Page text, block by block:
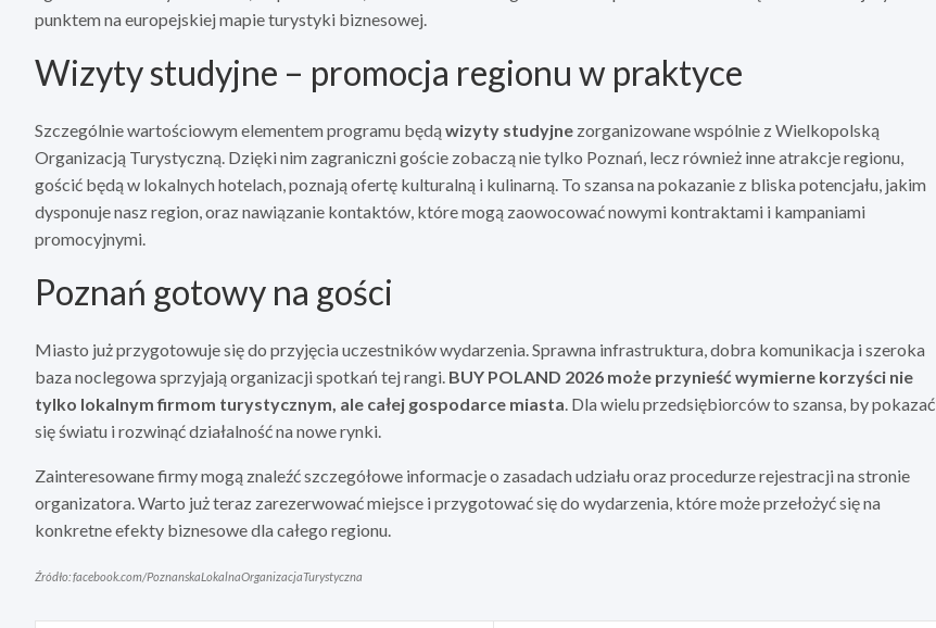
punktem na europejskiej mapie turystyki biznesowej.
Wizyty studyjne – promocja regionu w praktyce
Szczególnie wartościowym elementem programu będą wizyty studyjne zorganizowane wspólnie z Wielkopolską
Organizacją Turystyczną. Dzięki nim zagraniczni goście zobaczą nie tylko Poznań, lecz również inne atrakcje regionu,
gościć będą w lokalnych hotelach, poznają ofertę kulturalną i kulinarną. To szansa na pokazanie z bliska potencjału, jakim
dysponuje nasz region, oraz nawiązanie kontaktów, które mogą zaowocować nowymi kontraktami i kampaniami
promocyjnymi.
Poznań gotowy na gości
Miasto już przygotowuje się do przyjęcia uczestników wydarzenia. Sprawna infrastruktura, dobra komunikacja i szeroka
baza noclegowa sprzyjają organizacji spotkań tej rangi. BUY POLAND 2026 może przynieść wymierne korzyści nie
tylko lokalnym firmom turystycznym, ale całej gospodarce miasta. Dla wielu przedsiębiorców to szansa, by pokazać
się światu i rozwinąć działalność na nowe rynki.
Zainteresowane firmy mogą znaleźć szczegółowe informacje o zasadach udziału oraz procedurze rejestracji na stronie
organizatora. Warto już teraz zarezerwować miejsce i przygotować się do wydarzenia, które może przełożyć się na
konkretne efekty biznesowe dla całego regionu.
Źródło: facebook.com/PoznanskaLokalnaOrganizacjaTurystyczna